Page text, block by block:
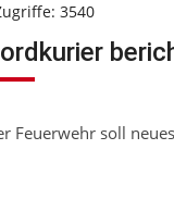
3540
Feuerwehr soll